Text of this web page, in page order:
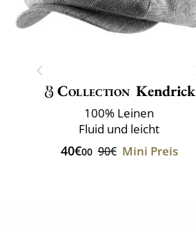
Collection Kendrick
100% Leinen
Fluid und leicht
40€00 90€ Mini Preis